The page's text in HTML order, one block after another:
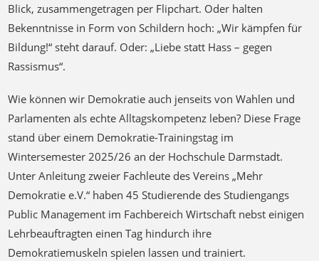
Blick, zusammengetragen per Flipchart. Oder halten
Bekenntnisse in Form von Schildern hoch: „Wir kämpfen für
Bildung!“ steht darauf. Oder: „Liebe statt Hass – gegen
Rassismus“.
Wie können wir Demokratie auch jenseits von Wahlen und
Parlamenten als echte Alltagskompetenz leben? Diese Frage
stand über einem Demokratie-Trainingstag im
Wintersemester 2025/26 an der Hochschule Darmstadt.
Unter Anleitung zweier Fachleute des Vereins „Mehr
Demokratie e.V.“ haben 45 Studierende des Studiengangs
Public Management im Fachbereich Wirtschaft nebst einigen
Lehrbeauftragten einen Tag hindurch ihre
Demokratiemuskeln spielen lassen und trainiert.